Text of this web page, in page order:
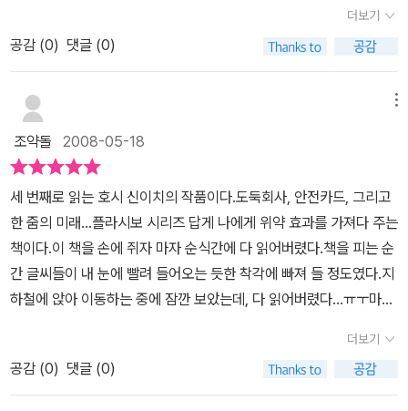
달라고 매달린다. 의사는 은신처 비슷한 어떤 곳은 소개해 준다. 엄청
로 재미있는 작품이다.
간>은 호시 신이치의 의도를 짐작할 수 있다. 그가 상상한 미래를 보
면서 조금 섬뜩한 생각이 들었다면 그것이 우리의 미래를 바꾸는 힘
이 아닐까 싶다.막연히 낙관적인 미래를 상상하기 보다는 파멸을 초
래할 지도 모르는 암울한 미래를 상상하는 일이 꼭 비극은 아닐 것이
다. 실제 파멸을 예방하는 길일 수도 있다.호시 신이치가 만든 미래는
<한 줌의 미래>다. 한 줌의 모래는 꽉 움켜 잡으면 남는 것이 없다. 그
냥 살짝 가벼운 마음으로 읽으면 좋은 단편 소설이다.
킨다는 '엄지법사'의 경우에는 전에 다른 책에서 읽은 악마가 등장한
패턴과 비슷한 느낌이 들어서 어떤 식으로 결말이 지어질 지 기대했
않는 사회를 보여주는 '번호를 불러주세요.'에서는 과정도 오싹했지만
그 결말에 더 섬뜩한 생각이 들었구요. 인간은 살아있는 생명체이고
자원이 아닌데 마치 물건처럼 인식표가 없으면 아무것도 할 수 없는
사회의 모습이 무서웠습니다. 담담하게 서술되었기에 그리고 아무도
그 상황에 의문을 제시하지 않았기에 더 소름이 끼쳤네요.그리고 '복
스러운 남자'에서는 대흑천이라는 불교의 신이 등장하는데요. 현대사
회에서는 신조차 취직을 할 수 없는가하는 생각이 들어 복잡한 심경
이 되었습니다. 우습기도 했지만 대흑천이 처하게 되는 곤경이 있을
신이치의 작품이니 만큼 한 번 집어들면 다 읽을 때까지 내려놓고 싶
은 생각도 들지 않았구요. 하지만 어느 국가 사이에 정체불명의 무언
가가 나타나고 사람들은 혼란을 겪지만 그것의 정체는 알고보니 외계
두 읽는다면 그의 작품의 패턴을 연구할 수 있을 듯하다.그래서 새로
운 책이 등장했을 때 쉽게 집어들지 못하고 잠시 망설이기도 한다.그
러나, 일단 그의 책을 손에 들면 바로 읽힌다.복잡한 구성이나 미스테
리한 사건으로 독자를 혼란에 빠뜨리거나, 각 인물들에게 특별한 개
하는 일은 없다.그저 간략한 이야기의 흐름이 존재할 뿐이다.덮고나
면 누구였는지 기억이 나지 않을만큼 건조하고 평범한 인물들이 펼쳐
가는 지극히 수동적인 이야기들이 그의 작품엔 많다.이 책 <한 줌의
미래>에는 동명의 소설이 없는 것이 특이하다.대체로 소설집이라면
그 책 중에서 가장 대표적이라할 만한 작품의 제목을 책의 제목으로
쓰는 것으로 알고 있었기 때문에 <한 줌의 미래>라는 작품을 일부러
찾아보기도 했었다.이것 역시 어떤 '의도된 것인가? '하는 궁금증이
인다.<성숙>이라는 작품이 있다. 세 명의 도둑 A,B,C가 있었다.그들
은 어떤 도둑질의 공범이었다.밖에는 경찰이 그들을 추적하고 있었
더보기
공감 (0) 댓글 (0)
조약돌 2008-05-18
세 번째로 읽는 호시 신이치의 작품이다.도둑회사, 안전카드, 그리고
한 줌의 미래...플라시보 시리즈 답게 나에게 위약 효과를 가져다 주는
책이다.이 책을 손에 쥐자 마자 순식간에 다 읽어버렸다.책을 피는 순
간 글씨들이 내 눈에 빨려 들어오는 듯한 착각에 빠져 들 정도였다.지
하철에 앉아 이동하는 중에 잠깐 보았는데, 다 읽어버렸다...ㅠㅜ마음
린 느낌...그정도로 재미있다. 재치가 넘친다.어디로 튈지 모르는 럭비
공 처럼 이럴 것이다 생각을 했는데, 순식간에 다른 곳에 가 있는 느
낌..반전의 반전은 읽는 내내 손에 땀띠가 생길 정도였다.'복스러운 남
더보기
공감 (0) 댓글 (0)